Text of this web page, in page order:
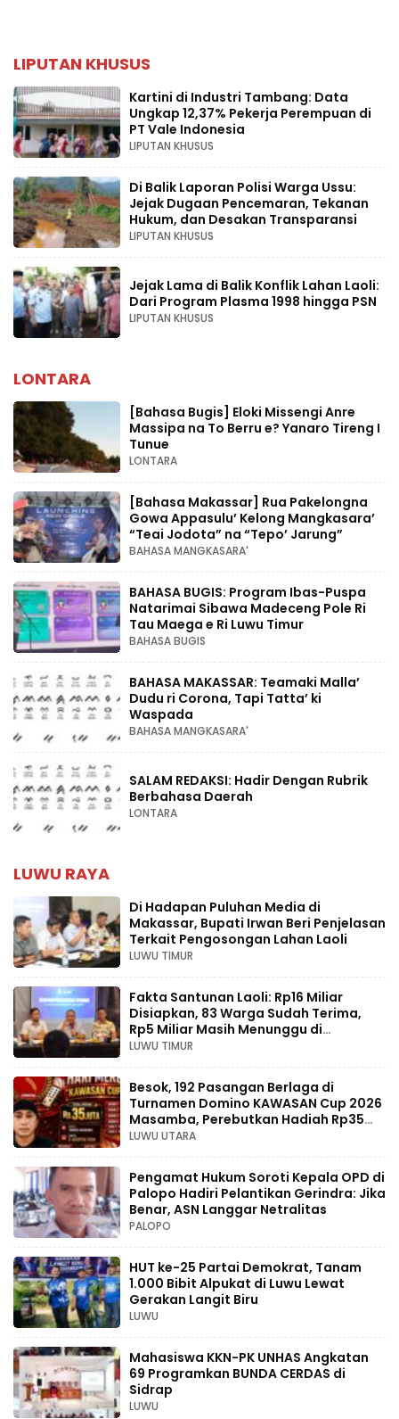
LIPUTAN KHUSUS
Kartini di Industri Tambang: Data
Ungkap 12,37% Pekerja Perempuan di
PT Vale Indonesia
LIPUTAN KHUSUS
Di Balik Laporan Polisi Warga Ussu:
Jejak Dugaan Pencemaran, Tekanan
Hukum, dan Desakan Transparansi
LIPUTAN KHUSUS
Jejak Lama di Balik Konflik Lahan Laoli:
Dari Program Plasma 1998 hingga PSN
LIPUTAN KHUSUS
LONTARA
[Bahasa Bugis] ‎Eloki Missengi Anre
Massipa na To Berru e? Yanaro Tireng I
Tunue
LONTARA
[Bahasa Makassar] Rua Pakelongna
Gowa Appasulu’ Kelong Mangkasara’
“Teai Jodota” na “Tepo’ Jarung”
BAHASA MANGKASARA'
BAHASA BUGIS: Program Ibas-Puspa
Natarimai Sibawa Madeceng Pole Ri
Tau Maega e Ri Luwu Timur
BAHASA BUGIS
BAHASA MAKASSAR: Teamaki Malla’
Dudu ri Corona, Tapi Tatta’ ki
Waspada
BAHASA MANGKASARA'
SALAM REDAKSI: Hadir Dengan Rubrik
Berbahasa Daerah
LONTARA
LUWU RAYA
Di Hadapan Puluhan Media di
Makassar, Bupati Irwan Beri Penjelasan
Terkait Pengosongan Lahan Laoli
LUWU TIMUR
Fakta Santunan Laoli: Rp16 Miliar
Disiapkan, 83 Warga Sudah Terima,
Rp5 Miliar Masih Menunggu di
Pengadilan
LUWU TIMUR
Besok, 192 Pasangan Berlaga di
Turnamen Domino KAWASAN Cup 2026
Masamba, Perebutkan Hadiah Rp35
Juta
LUWU UTARA
Pengamat Hukum Soroti Kepala OPD di
Palopo Hadiri Pelantikan Gerindra: Jika
Benar, ASN Langgar Netralitas
PALOPO
HUT ke-25 Partai Demokrat, Tanam
1.000 Bibit Alpukat di Luwu Lewat
Gerakan Langit Biru
LUWU
Mahasiswa KKN-PK UNHAS Angkatan
69 Programkan BUNDA CERDAS di
Sidrap
LUWU